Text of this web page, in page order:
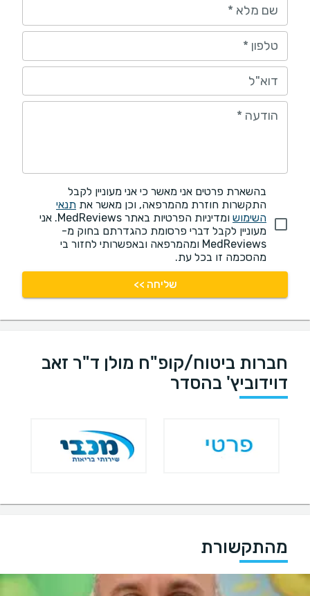
שם מלא *
טלפון *
דוא"ל
הודעה *
בהשארת פרטים אני מאשר כי אני מעוניין לקבל
התקשרות חוזרת מהמרפאה, וכן מאשר את תנאי
השימוש
ומדיניות הפרטיות באתר MedReviews. אני
מעוניין לקבל דברי פרסומת כהגדרתם בחוק מ-
MedReviews ומהמרפאה ובאפשרותי לחזור בי
מהסכמה זו בכל עת.
שליחה >>
חברות ביטוח/קופ"ח מולן ד"ר זאב
דוידוביץ' בהסדר
מהתקשורת